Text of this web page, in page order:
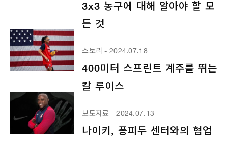
3x3 농구에 대해 알아야 할 모
든 것
스토리 - 2024.07.18
400미터 스프린트 계주를 뛰는
칼 루이스
보도자료 - 2024.07.13
나이키, 퐁피두 센터와의 협업